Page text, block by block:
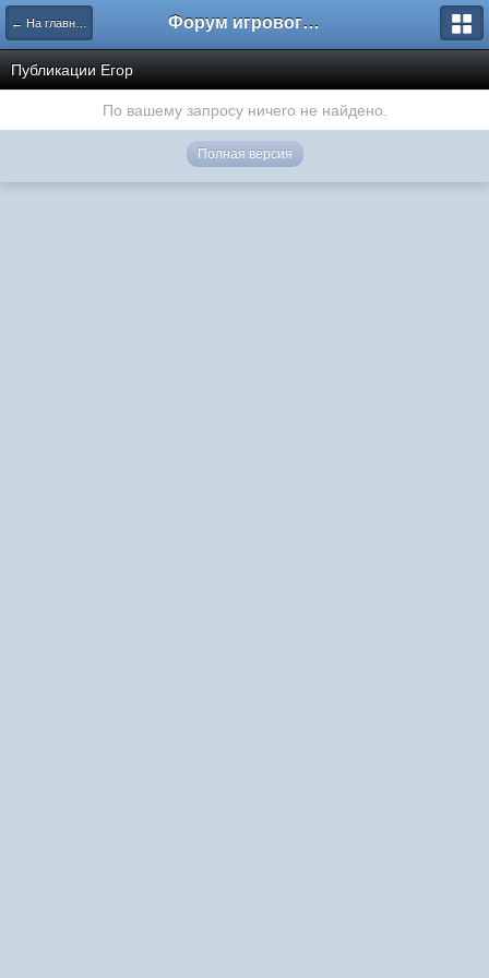
← На главную Форум игрового проекта Riverrise
Публикации Егор
По вашему запросу ничего не найдено.
Полная версия